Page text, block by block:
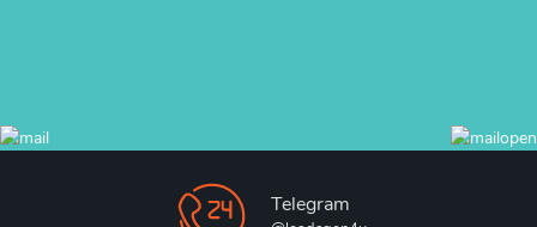
Telegram